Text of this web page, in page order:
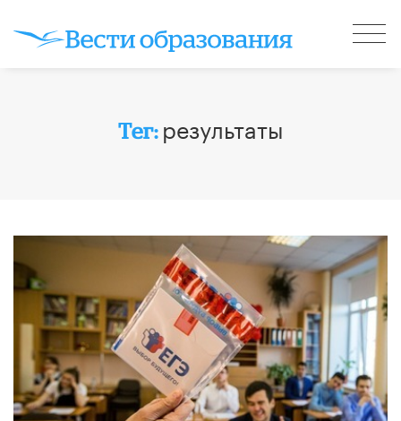
Тег: результаты